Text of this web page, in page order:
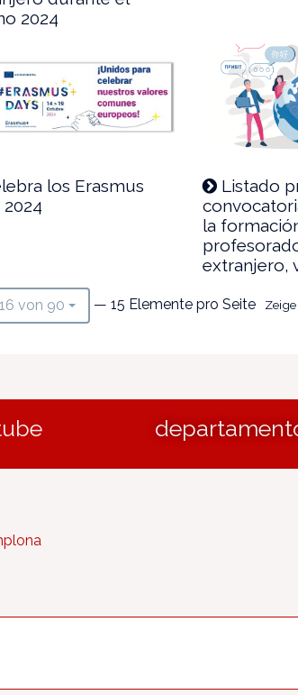
2024
los Erasmus
2024
Listado
la
extranjero,
von 90 — 15 Elemente pro Seite